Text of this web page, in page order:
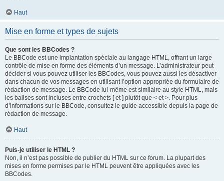
Haut
Mise en forme et types de sujets
Que sont les BBCodes ?
Le BBCode est une implantation spéciale au langage HTML, offrant un large
contrôle de mise en forme des éléments d’un message. L’administrateur peut
décider si vous pouvez utiliser les BBCodes, vous pouvez aussi les désactiver
dans chacun de vos messages en utilisant l’option appropriée du formulaire de
rédaction de message. Le BBCode lui-même est similaire au style HTML, mais
les balises sont incluses entre crochets [ et ] plutôt que < et >. Pour plus
d’informations sur le BBCode, consultez le guide accessible depuis la page de
rédaction de message.
Haut
Puis-je utiliser le HTML ?
Non, il n’est pas possible de publier du HTML sur ce forum. La plupart des
mises en forme permises par le HTML peuvent être appliquées avec les
BBCodes.